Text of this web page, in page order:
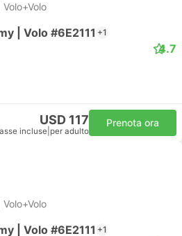
| Volo #6E2111 +1
4.7
USD 117
incluse per adulto
Prenota ora
| Volo #6E2111 +1